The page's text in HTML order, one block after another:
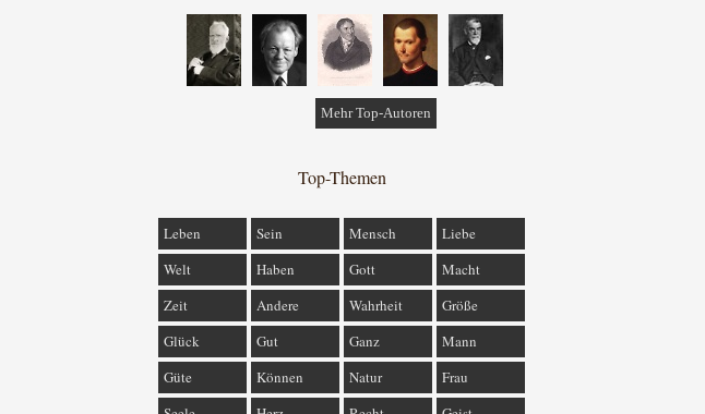
Mehr Top-Autoren
Top-Themen
Leben Sein Mensch
Liebe
Welt
Haben Gott
Macht
Zeit
Andere Wahrheit
Größe
Glück
Gut Ganz
Mann
Güte
Können Natur
Frau